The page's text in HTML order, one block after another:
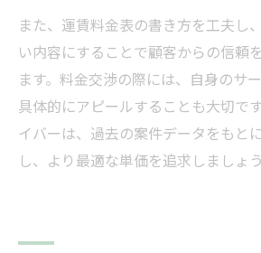
また、運賃料金表の書き方を工夫し
い内容にすることで顧客からの信頼
ます。料金交渉の際には、自身のサ
具体的にアピールすることも大切で
イバーは、過去の案件データをもと
し、より最適な単価を追求しましょう